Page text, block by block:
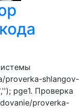
proverka-shlangov-
pge1. Проверка
proverka-